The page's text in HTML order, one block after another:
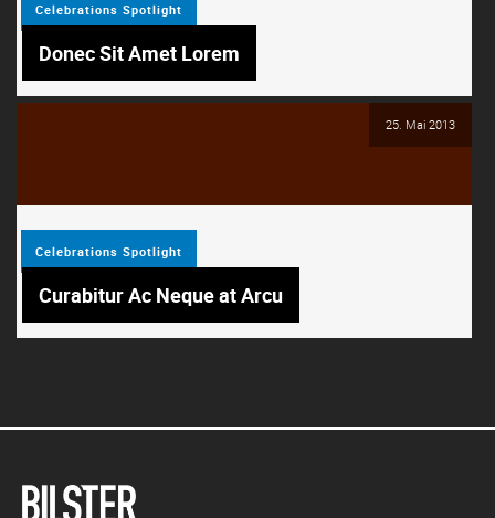
Celebrations Spotlight
Donec Sit Amet Lorem
25. Mai 2013
Celebrations Spotlight
Curabitur Ac Neque at Arcu